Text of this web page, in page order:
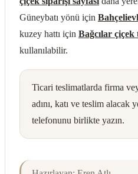
Güneybatı yönü için
kuzey hattı için Bağcılar çiçek
kullanılabilir.
Ticari teslimatlarda firma
adını, katı ve teslim alacak
telefonunu birlikte yazın.